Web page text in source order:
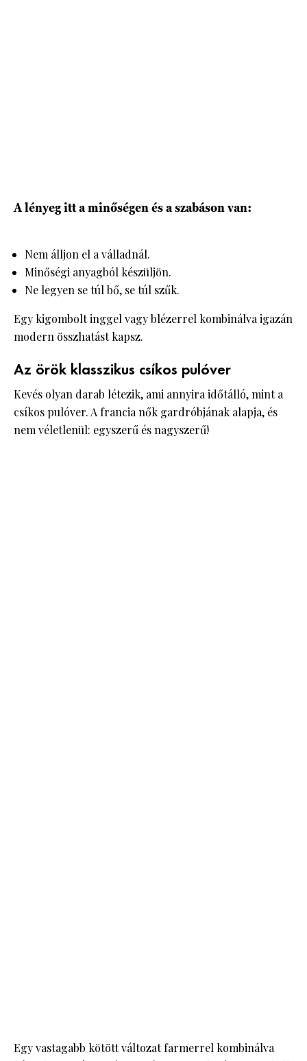
A lényeg itt a minőségen és a szabáson van:
Nem álljon el a válladnál.
Minőségi anyagból készüljön.
Ne legyen se túl bő, se túl szűk.
Egy kigombolt inggel vagy blézerrel kombinálva igazán
modern összhatást kapsz.
Az örök klasszikus csíkos pulóver
Kevés olyan darab létezik, ami annyira időtálló, mint a
csíkos pulóver. A francia nők gardróbjának alapja, és
nem véletlenül: egyszerű és nagyszerű!
Egy vastagabb kötött változat farmerrel kombinálva